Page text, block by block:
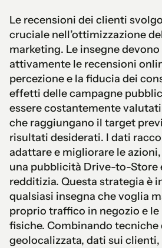
Le recensioni dei clienti
cruciale nell’ottimizzazione
marketing. Le insegne
attivamente le recensioni
percezione e la fiducia dei
effetti delle campagne
essere costantemente
che raggiungano il target
risultati desiderati. I dati
adattare e migliorare le
una pubblicità Drive-to-Store
redditizia. Questa strategia è
qualsiasi insegna che voglia
proprio traffico in negozio e
fisiche. Combinando
geolocalizzata, dati sui